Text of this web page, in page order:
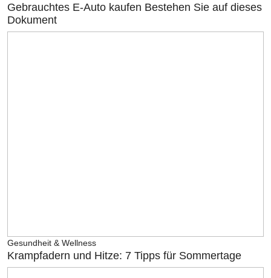
Gebrauchtes E-Auto kaufen Bestehen Sie auf dieses
Dokument
Gesundheit & Wellness
Krampfadern und Hitze: 7 Tipps für Sommertage